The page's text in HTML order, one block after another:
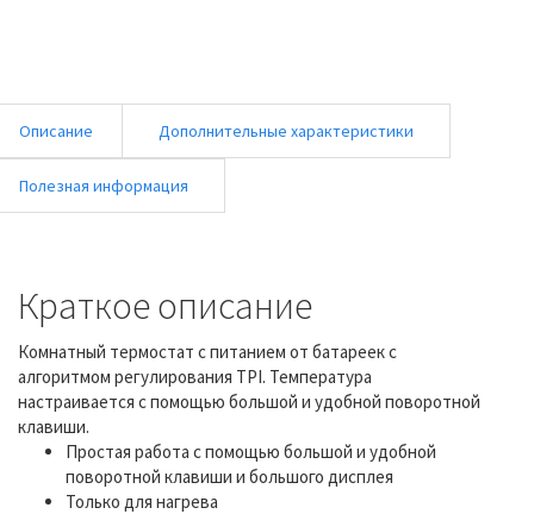
Описание Дополнительные характеристики
Полезная информация
Краткое описание
Комнатный термостат с питанием от батареек с
алгоритмом регулирования TPI. Температура
настраивается с помощью большой и удобной поворотной
клавиши.
Простая работа с помощью большой и удобной
поворотной клавиши и большого дисплея
Только для нагрева